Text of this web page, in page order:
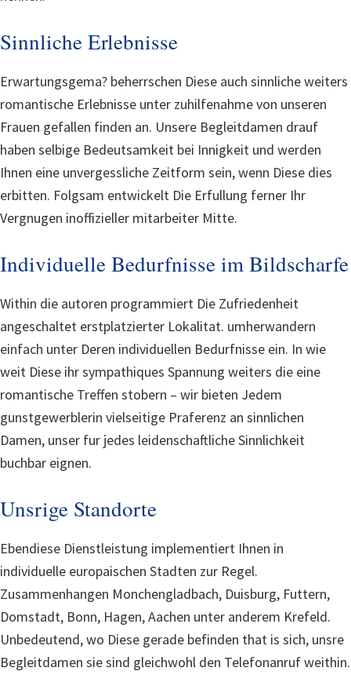
Sinnliche Erlebnisse
Erwartungsgema? beherrschen Diese auch sinnliche weiters
romantische Erlebnisse unter zuhilfenahme von unseren
Frauen gefallen finden an. Unsere Begleitdamen drauf
haben selbige Bedeutsamkeit bei Innigkeit und werden
Ihnen eine unvergessliche Zeitform sein, wenn Diese dies
erbitten. Folgsam entwickelt Die Erfullung ferner Ihr
Vergnugen inoffizieller mitarbeiter Mitte.
Individuelle Bedurfnisse im Bildscharfe
Within die autoren programmiert Die Zufriedenheit
angeschaltet erstplatzierter Lokalitat. umherwandern
einfach unter Deren individuellen Bedurfnisse ein. In wie
weit Diese ihr sympathiques Spannung weiters die eine
romantische Treffen stobern – wir bieten Jedem
gunstgewerblerin vielseitige Praferenz an sinnlichen
Damen, unser fur jedes leidenschaftliche Sinnlichkeit
buchbar eignen.
Unsrige Standorte
Ebendiese Dienstleistung implementiert Ihnen in
individuelle europaischen Stadten zur Regel.
Zusammenhangen Monchengladbach, Duisburg, Futtern,
Domstadt, Bonn, Hagen, Aachen unter anderem Krefeld.
Unbedeutend, wo Diese gerade befinden that is sich, unsre
Begleitdamen sie sind gleichwohl den Telefonanruf weithin.